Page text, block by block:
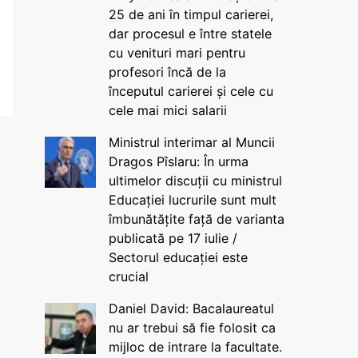
25 de ani în timpul carierei,
dar procesul e între statele
cu venituri mari pentru
profesori încă de la
începutul carierei și cele cu
cele mai mici salarii
Ministrul interimar al Muncii
Dragos Pîslaru: În urma
ultimelor discuții cu ministrul
Educației lucrurile sunt mult
îmbunătățite față de varianta
publicată pe 17 iulie /
Sectorul educației este
crucial
Daniel David: Bacalaureatul
nu ar trebui să fie folosit ca
mijloc de intrare la facultate.